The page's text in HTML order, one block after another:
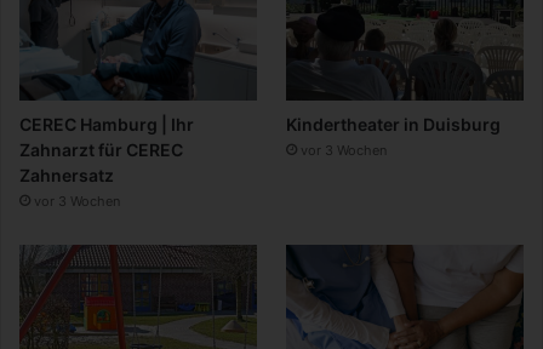
CEREC Hamburg | Ihr
Zahnarzt für CEREC
Zahnersatz
vor 3 Wochen
Kindertheater in Duisburg
vor 3 Wochen